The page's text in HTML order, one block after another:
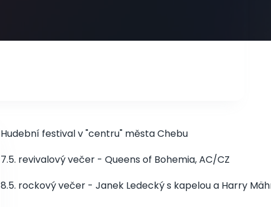
Hudební festival v "centru" města Chebu
7.5. revivalový večer - Queens of Bohemia, AC/CZ
8.5. rockový večer - Janek Ledecký s kapelou a Harry